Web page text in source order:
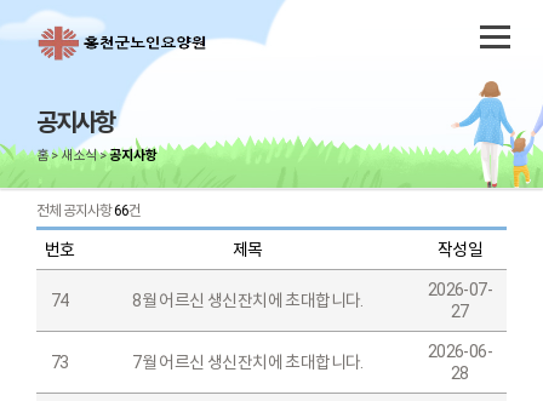
공지사항
홈 새소식 공지사항
전체 공지사항66건
번호 제목 작성일
74 8월 어르신 생신잔치에 초대합니다.
2026-07-
27
73 7월 어르신 생신잔치에 초대합니다.
2026-06-
28